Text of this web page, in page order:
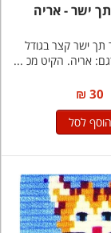
ישר - אריה
ישר קצר בגודל
30 ₪
הוסף לסל